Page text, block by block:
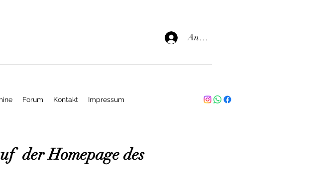
Anmelden
Forum Kontakt Impressum
der Homepage des